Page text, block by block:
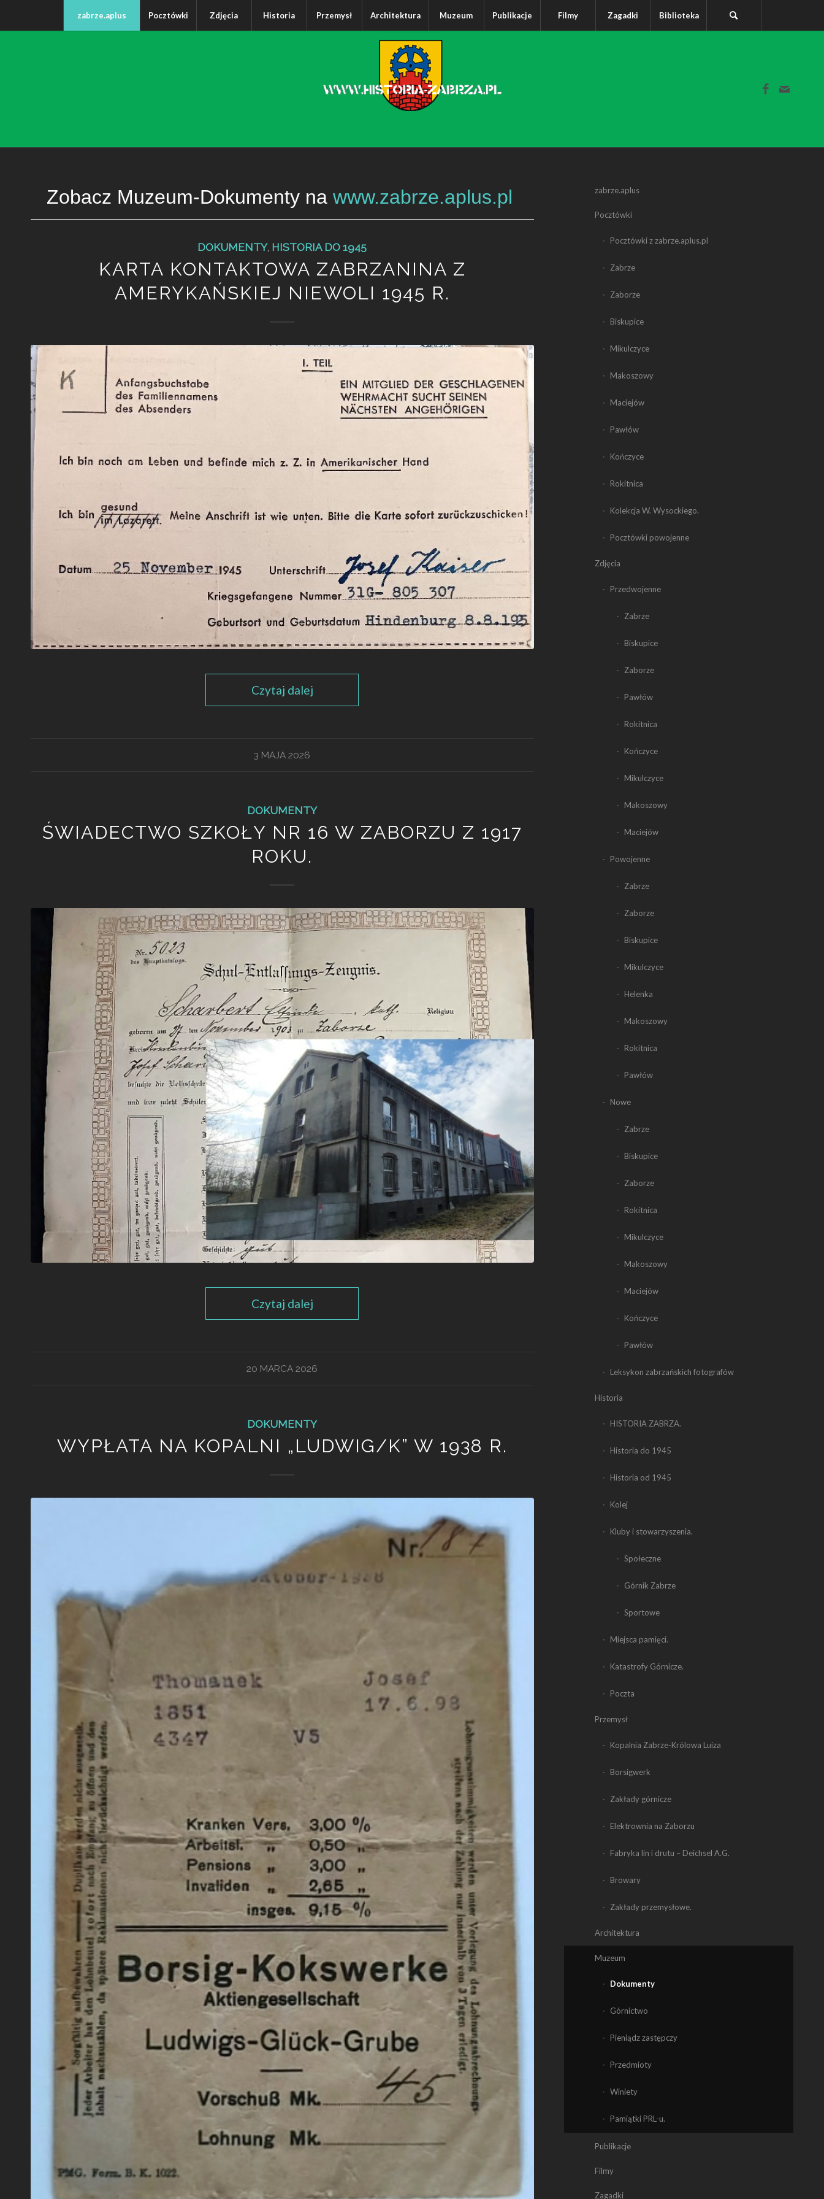
zabrze.aplus Pocztówki Zdjęcia Historia Przemysł Architektura Muzeum Publikacje Filmy Zagadki Biblioteka
Zobacz Muzeum-Dokumenty na www.zabrze.aplus.pl
DOKUMENTY, HISTORIA DO 1945
KARTA KONTAKTOWA ZABRZANINA Z
AMERYKAŃSKIEJ NIEWOLI 1945 R.
Czytaj dalej
3 MAJA 2026
DOKUMENTY
ŚWIADECTWO SZKOŁY NR 16 W ZABORZU Z 1917
ROKU.
Czytaj dalej
20 MARCA 2026
DOKUMENTY
WYPŁATA NA KOPALNI „LUDWIG/K” W 1938 R.
zabrze.aplus
Pocztówki
Pocztówki z zabrze.aplus.pl
Zabrze
Zaborze
Biskupice
Mikulczyce
Makoszowy
Maciejów
Pawłów
Kończyce
Rokitnica
Kolekcja W. Wysockiego.
Pocztówki powojenne
Zdjęcia
Przedwojenne
Zabrze
Biskupice
Zaborze
Pawłów
Rokitnica
Kończyce
Mikulczyce
Makoszowy
Maciejów
Powojenne
Zabrze
Zaborze
Biskupice
Mikulczyce
Helenka
Makoszowy
Rokitnica
Pawłów
Nowe
Zabrze
Biskupice
Zaborze
Rokitnica
Mikulczyce
Makoszowy
Maciejów
Kończyce
Pawłów
Leksykon zabrzańskich fotografów
Historia
HISTORIA ZABRZA.
Historia do 1945
Historia od 1945
Kolej
Kluby i stowarzyszenia.
Społeczne
Górnik Zabrze
Sportowe
Miejsca pamięci.
Katastrofy Górnicze.
Poczta
Przemysł
Kopalnia Zabrze-Królowa Luiza
Borsigwerk
Zakłady górnicze
Elektrownia na Zaborzu
Fabryka lin i drutu – Deichsel A.G.
Browary
Zakłady przemysłowe.
Architektura
Muzeum
Dokumenty
Górnictwo
Pieniądz zastępczy
Przedmioty
Winiety
Pamiątki PRL-u.
Publikacje
Filmy
Zagadki